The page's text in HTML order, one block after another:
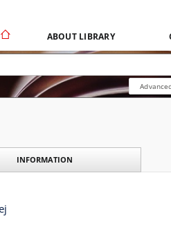
ABOUT LIBRARY
INFORMATION